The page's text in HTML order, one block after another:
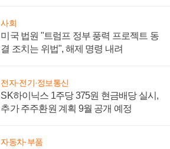
사회
미국 법원 "트럼프 정부 풍력 프로젝트 동
결 조치는 위법", 해제 명령 내려
전자·전기·정보통신
SK하이닉스 1주당 375원 현금배당 실시,
추가 주주환원 계획 9월 공개 예정
자동차·부품